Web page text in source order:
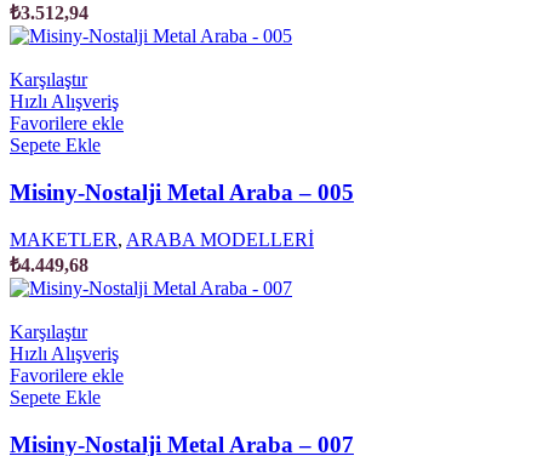
₺3.512,94
Karşılaştır
Hızlı Alışveriş
Favorilere ekle
Sepete Ekle
Misiny-Nostalji Metal Araba – 005
MAKETLER, ARABA MODELLERİ
₺4.449,68
Karşılaştır
Hızlı Alışveriş
Favorilere ekle
Sepete Ekle
Misiny-Nostalji Metal Araba – 007